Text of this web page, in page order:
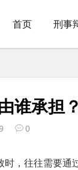
首页 刑事
谁承担
0
，往往需要